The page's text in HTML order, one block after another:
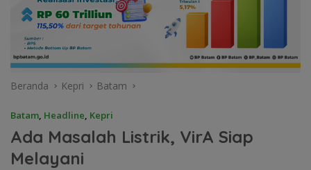
Beranda Kepri Batam
Batam, Headline, Kepri
Ada Masalah Listrik, VirA Siap
Melayani